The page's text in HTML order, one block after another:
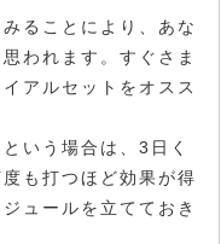
ることにより、あな
われます。すぐさま
アルセットをオスス
いう場合は、3日く
も打つほど効果が得
ュールを立てておき